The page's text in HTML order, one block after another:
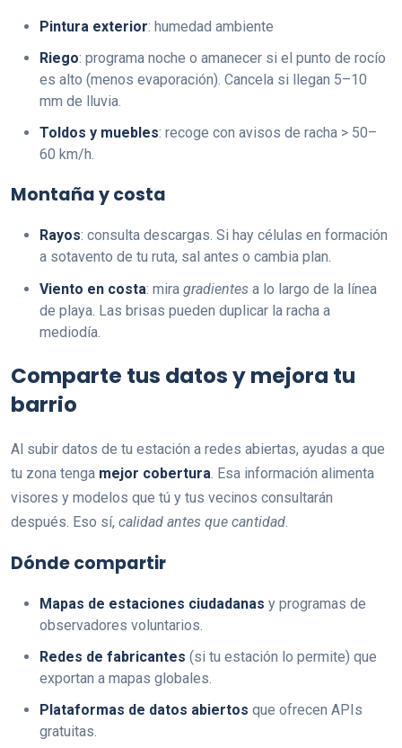
Pintura exterior: humedad ambiente
Riego: programa noche o amanecer si el punto de rocío
es alto (menos evaporación). Cancela si llegan 5–10
mm de lluvia.
Toldos y muebles: recoge con avisos de racha > 50–
60 km/h.
Montaña y costa
Rayos: consulta descargas. Si hay células en formación
a sotavento de tu ruta, sal antes o cambia plan.
Viento en costa: mira gradientes a lo largo de la línea
de playa. Las brisas pueden duplicar la racha a
mediodía.
Comparte tus datos y mejora tu
barrio
Al subir datos de tu estación a redes abiertas, ayudas a que
tu zona tenga mejor cobertura . Esa información alimenta
visores y modelos que tú y tus vecinos consultarán
después. Eso sí, calidad antes que cantidad
Dónde compartir
Mapas de estaciones ciudadanas y programas de
observadores voluntarios.
Redes de fabricantes (si tu estación lo permite) que
exportan a mapas globales.
Plataformas de datos abiertos que ofrecen APIs
gratuitas.